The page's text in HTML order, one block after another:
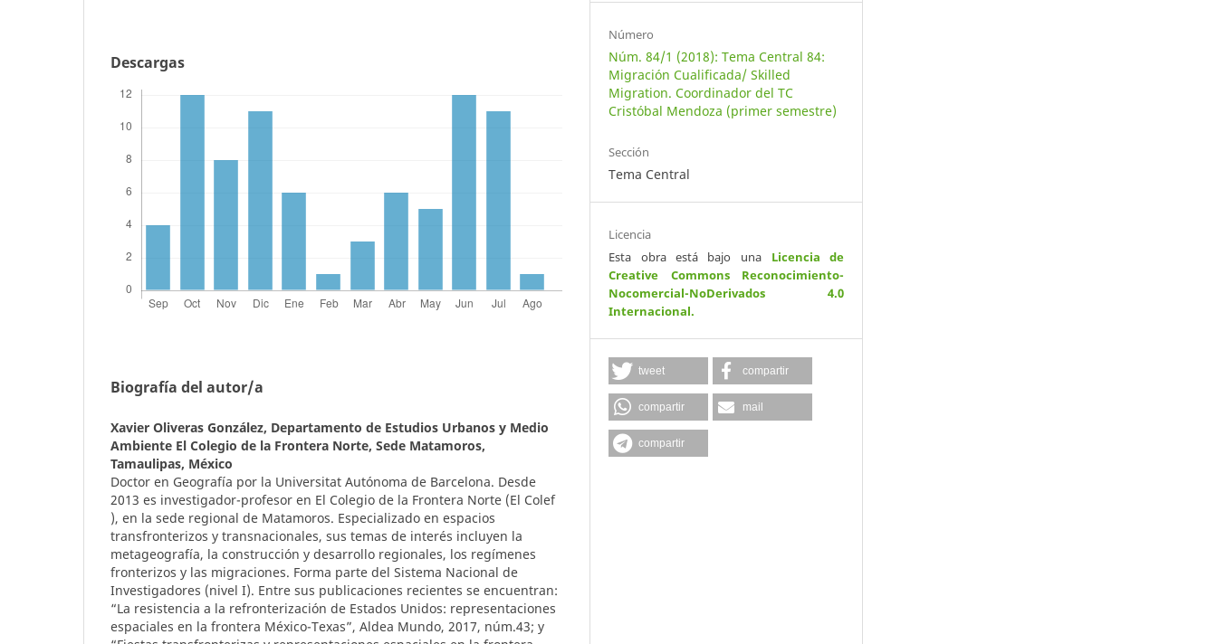
Descargas
Biografía del autor/a
Xavier Oliveras González, Departamento de Estudios Urbanos y Medio
Ambiente El Colegio de la Frontera Norte, Sede Matamoros,
Tamaulipas, México
Doctor en Geografía por la Universitat Autónoma de Barcelona. Desde
2013 es investigador-profesor en El Colegio de la Frontera Norte (El Colef
), en la sede regional de Matamoros. Especializado en espacios
transfronterizos y transnacionales, sus temas de interés incluyen la
metageografía, la construcción y desarrollo regionales, los regímenes
fronterizos y las migraciones. Forma parte del Sistema Nacional de
Investigadores (nivel I). Entre sus publicaciones recientes se encuentran:
“La resistencia a la refronterización de Estados Unidos: representaciones
espaciales en la frontera México-Texas”, Aldea Mundo, 2017, núm.43; y
Número
Núm. 84/1 (2018): Tema Central 84:
Migración Cualificada/ Skilled
Migration. Coordinador del TC
Cristóbal Mendoza (primer semestre)
Sección
Tema Central
Licencia
Esta obra está bajo una Licencia de
Creative Commons Reconocimiento-
Nocomercial-NoDerivados 4.0
Internacional.
tweet compartir
compartir mail
compartir